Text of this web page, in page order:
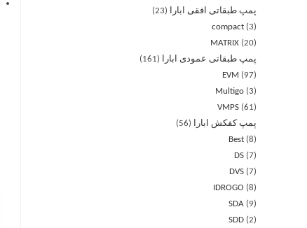
پمپ طبقاتی افقی ابارا
23
compact 3
MATRIX 20
پمپ طبقاتی عمودی ابارا
161
EVM
97
Multigo 3
VMPS 61
پمپ کفکش ابارا
56
Best 8
DS 7
DVS 7
IDROGO
8
SDA
9
SDD 2